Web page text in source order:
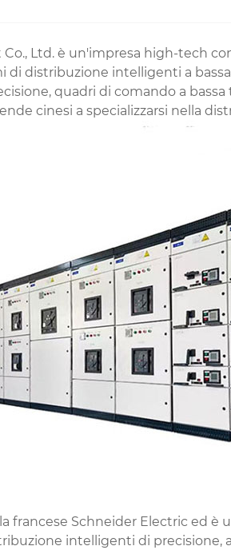
Ltd. è un'impresa high-tech
di distribuzione intelligenti a
quadri di comando a
cinesi a specializzarsi nella
francese Schneider Electric ed
intelligenti di